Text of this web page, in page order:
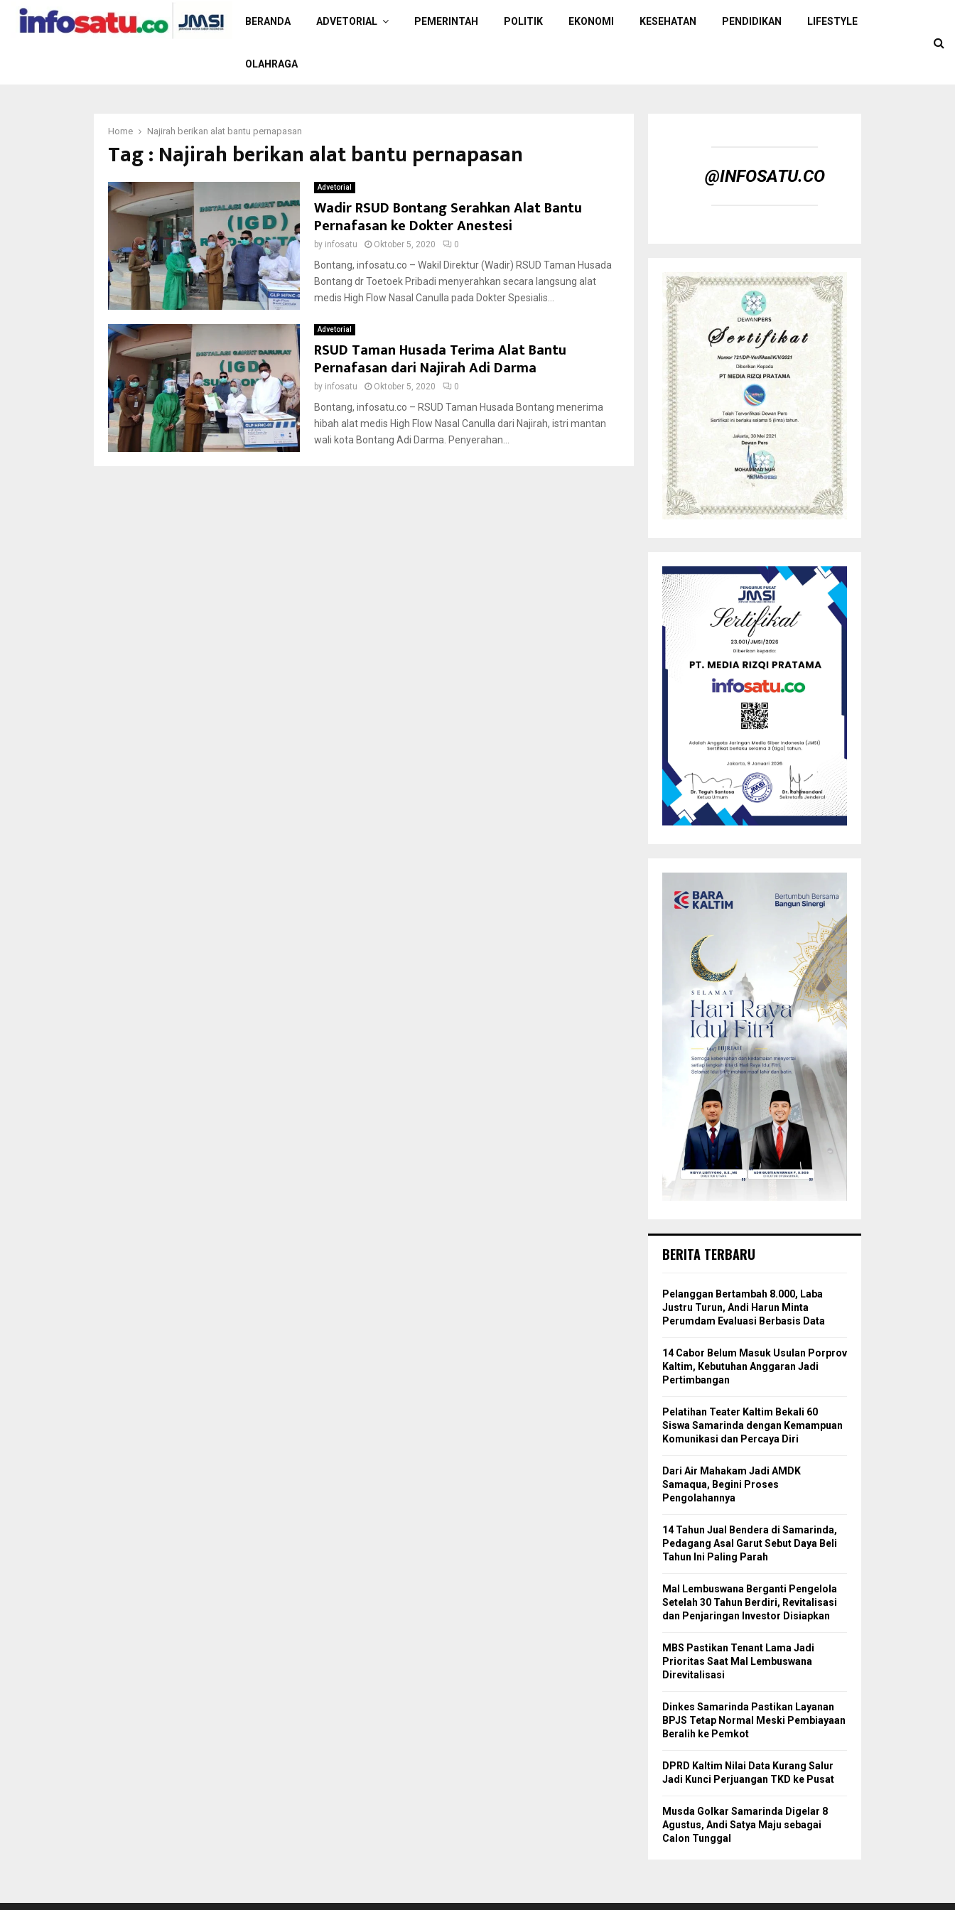
BERANDA ADVETORIAL PEMERINTAH POLITIK EKONOMI KESEHATAN PENDIDIKAN LIFESTYLE
OLAHRAGA
Home Najirah berikan alat bantu pernapasan
Tag : Najirah berikan alat bantu pernapasan
Advetorial
Wadir RSUD Bontang Serahkan Alat Bantu
Pernafasan ke Dokter Anestesi
by infosatu Oktober 5, 2020 0
Bontang, infosatu.co – Wakil Direktur (Wadir) RSUD Taman Husada
Bontang dr Toetoek Pribadi menyerahkan secara langsung alat
medis High Flow Nasal Canulla pada Dokter Spesialis...
Advetorial
RSUD Taman Husada Terima Alat Bantu
Pernafasan dari Najirah Adi Darma
by infosatu Oktober 5, 2020 0
Bontang, infosatu.co – RSUD Taman Husada Bontang menerima
hibah alat medis High Flow Nasal Canulla dari Najirah, istri mantan
wali kota Bontang Adi Darma. Penyerahan...
@INFOSATU.CO
BERITA TERBARU
Pelanggan Bertambah 8.000, Laba
Justru Turun, Andi Harun Minta
Perumdam Evaluasi Berbasis Data
14 Cabor Belum Masuk Usulan Porprov
Kaltim, Kebutuhan Anggaran Jadi
Pertimbangan
Pelatihan Teater Kaltim Bekali 60
Siswa Samarinda dengan Kemampuan
Komunikasi dan Percaya Diri
Dari Air Mahakam Jadi AMDK
Samaqua, Begini Proses
Pengolahannya
14 Tahun Jual Bendera di Samarinda,
Pedagang Asal Garut Sebut Daya Beli
Tahun Ini Paling Parah
Mal Lembuswana Berganti Pengelola
Setelah 30 Tahun Berdiri, Revitalisasi
dan Penjaringan Investor Disiapkan
MBS Pastikan Tenant Lama Jadi
Prioritas Saat Mal Lembuswana
Direvitalisasi
Dinkes Samarinda Pastikan Layanan
BPJS Tetap Normal Meski Pembiayaan
Beralih ke Pemkot
DPRD Kaltim Nilai Data Kurang Salur
Jadi Kunci Perjuangan TKD ke Pusat
Musda Golkar Samarinda Digelar 8
Agustus, Andi Satya Maju sebagai
Calon Tunggal